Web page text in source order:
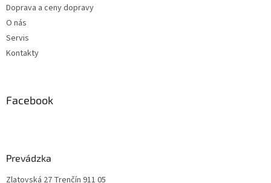
Doprava a ceny dopravy
O nás
Servis
Kontakty
Facebook
Prevádzka
Zlatovská 27 Trenčín 911 05